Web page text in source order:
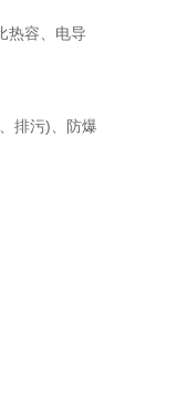
热容、电导
排污)、防爆